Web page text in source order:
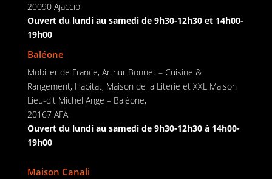
20090 Ajaccio
Ouvert du lundi au samedi de 9h30-12h30 et 14h00-
19h00
Baléone
Mobilier de France, Arthur Bonnet – Cuisine &
Rangement, Habitat, Maison de la Literie et XXL Maison
Lieu-dit Michel Ange – Baléone,
20167 AFA
Ouvert du lundi au samedi de 9h30-12h30 à 14h00-
19h00
Maison Canali